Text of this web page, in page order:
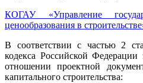
КОГАУ «Управление
ценообразования в
В соответствии с частью 2
кодекса Российской Федерации
отношении проектной
капитального строительства: